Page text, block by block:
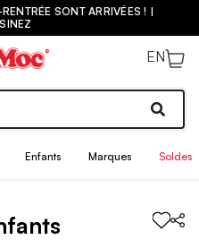
SONT ARRIVÉES ! |
EN
Enfants Marques Soldes